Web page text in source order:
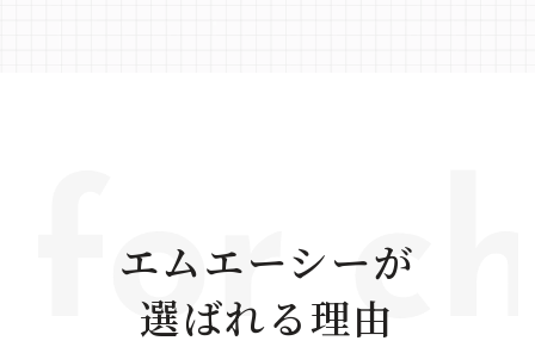
エムエーシーが
選ばれる理由